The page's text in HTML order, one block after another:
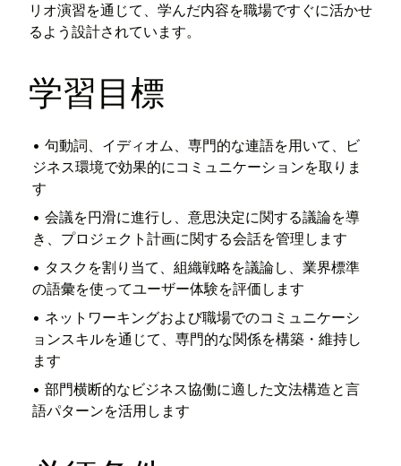
リオ演習を通じて、学んだ内容を職場ですぐに活かせ
るよう設計されています。
学習目標
• 句動詞、イディオム、専門的な連語を用いて、ビ
ジネス環境で効果的にコミュニケーションを取りま
す
• 会議を円滑に進行し、意思決定に関する議論を導
き、プロジェクト計画に関する会話を管理します
• タスクを割り当て、組織戦略を議論し、業界標準
の語彙を使ってユーザー体験を評価します
• ネットワーキングおよび職場でのコミュニケーシ
ョンスキルを通じて、専門的な関係を構築・維持し
ます
• 部門横断的なビジネス協働に適した文法構造と言
語パターンを活用します